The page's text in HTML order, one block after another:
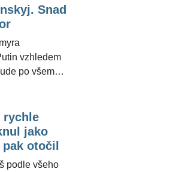
roztržky
podle
stát se
společných
tím, co si
setkání, kdy
Snad
vzhledem
po všem«.
státy a
se podle
rychle
jako
otočil
podle všeho